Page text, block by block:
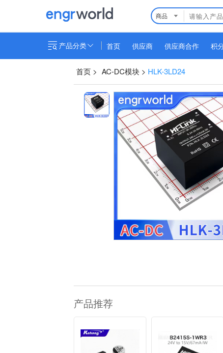
商品
产品分类 首页 供应商 供应商合作 积
首页 > AC-DC模块 > HLK-3LD24
产品推荐